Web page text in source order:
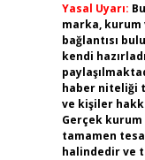
Yasal Uyarı:
marka, kurum
bağlantısı
kendi
haber niteliği
ve kişiler
Gerçek
tamamen
halindedir ve